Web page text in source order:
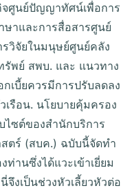
ศูนย์ปัญญาทัศน์เพื่อการ
าและการสื่อสารศูนย์
วิจัยในมนุษย์ศูนย์คลัง
พย์ สพบ. และ แนวทาง
เบี้ยควรมีการปรับลดลง
รือน. นโยบายคุ้มครอง
ไซต์ของสำนักบริการ
ตร์ (สบค.) ฉบับนี้จัดทำ
านซึ่งได้แวะเข้าเยี่ยม
งเป็นช่วงหัวเลี้ยวหัวต่อ